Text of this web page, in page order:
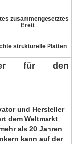
zusammengesetztes
Brett
strukturelle Platten
für den
und Hersteller
dem Weltmarkt
als 20 Jahren
kann auf der